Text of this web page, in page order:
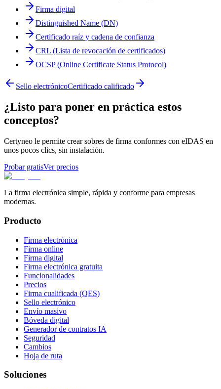
Firma digital
Distinguished Name (DN)
Certificado raíz y cadena de confianza
CRL (Lista de revocación de certificados)
OCSP (Online Certificate Status Protocol)
Sello electrónicoCertificado calificado
¿Listo para poner en práctica estos
conceptos?
Certyneo le permite crear sobres de firma conformes con eIDAS en
unos pocos clics, sin instalación.
Probar gratisVer precios
La firma electrónica simple, rápida y conforme para empresas
modernas.
Producto
Firma electrónica
Firma online
Firma digital
Firma electrónica gratuita
Funcionalidades
Precios
Firma cualificada (QES)
Sello electrónico
Envío masivo
Bóveda digital
Generador de contratos IA
Seguridad
Cambios
Hoja de ruta
Soluciones